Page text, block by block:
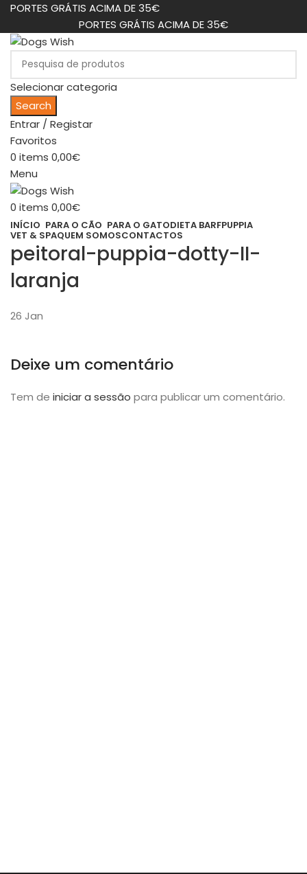
PORTES GRÁTIS ACIMA DE 35€
PORTES GRÁTIS ACIMA DE 35€
Selecionar categoria
Search
Entrar / Registar
Favoritos
0 items 0,00€
Menu
0 items 0,00€
INÍCIO PARA O CÃO PARA O GATODIETA BARFPUPPIA
VET & SPAQUEM SOMOSCONTACTOS
peitoral-puppia-dotty-II-
laranja
26 Jan
Deixe um comentário
Tem de iniciar a sessão para publicar um comentário.